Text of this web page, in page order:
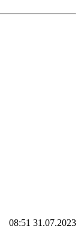
08:51 31.07.2023